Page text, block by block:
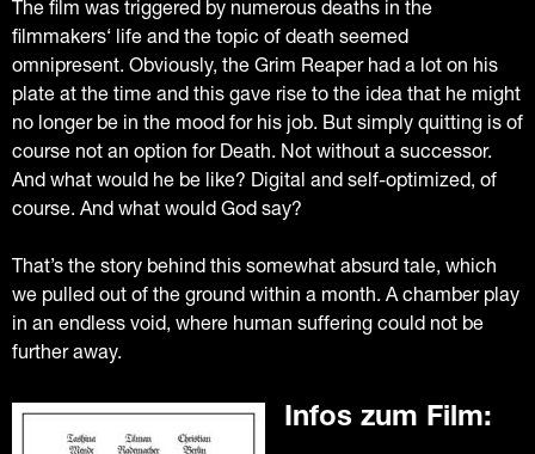
The film was triggered by numerous deaths in the
filmmakers‘ life and the topic of death seemed
omnipresent. Obviously, the Grim Reaper had a lot on his
plate at the time and this gave rise to the idea that he might
no longer be in the mood for his job. But simply quitting is of
course not an option for Death. Not without a successor.
And what would he be like? Digital and self-optimized, of
course. And what would God say?
That’s the story behind this somewhat absurd tale, which
we pulled out of the ground within a month. A chamber play
in an endless void, where human suffering could not be
further away.
Infos zum Film: